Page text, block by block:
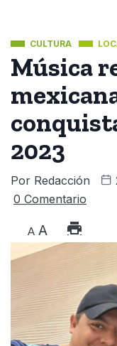
CULTURA
Música
2023
Por Redacción
0 Comentario
A A